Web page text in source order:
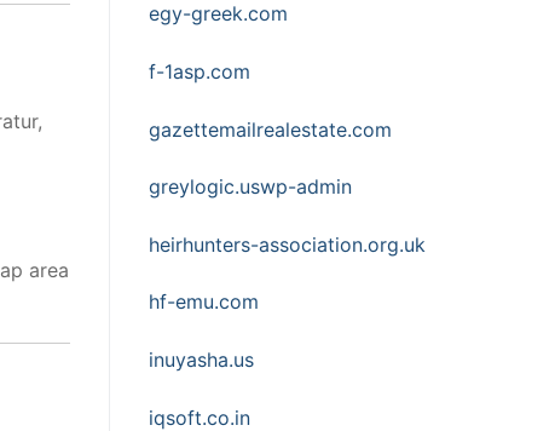
area
egy-greek.com
f-1asp.com
gazettemailrealestate.com
greylogic.uswp-admin
heirhunters-association.org.uk
hf-emu.com
inuyasha.us
iqsoft.co.in